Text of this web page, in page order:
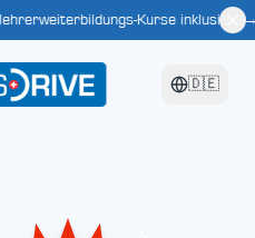
Kurse inklusive!
🇩🇪